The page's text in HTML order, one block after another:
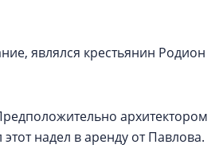
являлся крестьянин Родион
архитектором
надел в аренду от Павлова.